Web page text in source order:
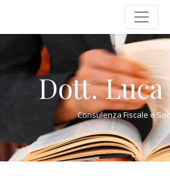
Dott.
Consulenza Fiscale e